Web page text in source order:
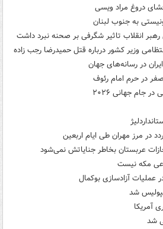
دروغ مراد ویسی
به جنوب لبنان
انقلاب تاثیر شگرفی بر صحنه نبرد داشت
وزیر کشور درباره قتل حمیدرضا رجب زاده
در رسانه‌های جهان
در حرم امام رئوف
جام جهانی ۲۰۲۶
عربستان بخاطر جنایاتش نمی‌شود
مکه نیست
عملیات آزادسازی بوکمال
شد
آمریکا
شد